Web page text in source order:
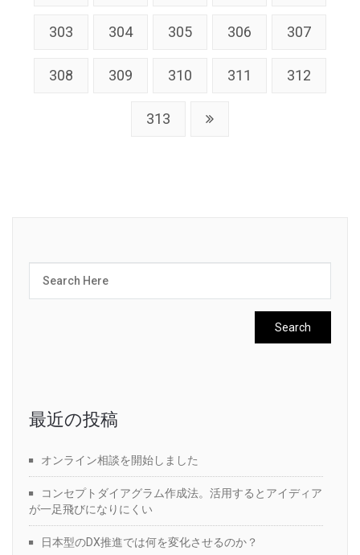
303 304 305 306 307
308 309 310 311 312
313
最近の投稿
オンライン相談を開始しました
コンセプトダイアグラム作成法。活用するとアイディア
が一足飛びになりにくい
日本型のDX推進では何を変化させるのか？